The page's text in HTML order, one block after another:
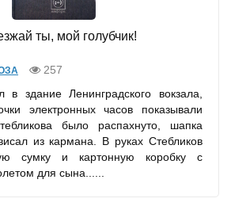
ты, мой голубчик!
257
в здание Ленинградского вокзала,
электронных часов показывали
было распахнуто, шапка
из кармана. В руках Стебликов
сумку и картонную коробку с
для сына......